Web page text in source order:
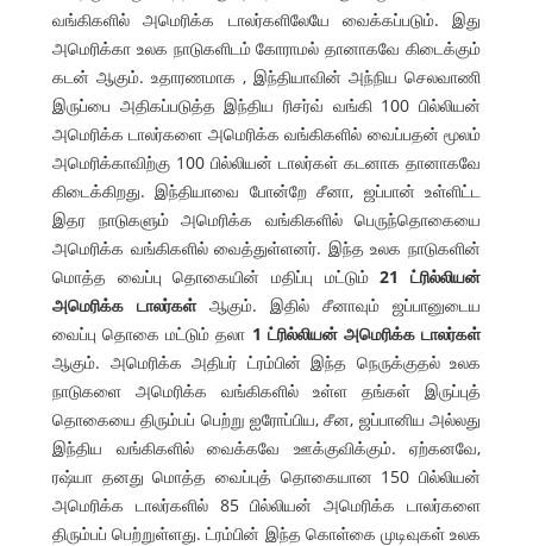
வங்கிகளில் அமெரிக்க டாலர்களிலேயே வைக்கப்படும். இது
அமெரிக்கா உலக நாடுகளிடம் கோராமல் தானாகவே கிடைக்கும்
கடன் ஆகும். உதாரணமாக , இந்தியாவின் அந்நிய செலவாணி
இருப்பை அதிகப்படுத்த இந்திய ரிசர்வ் வங்கி 100 பில்லியன்
அமெரிக்க டாலர்களை அமெரிக்க வங்கிகளில் வைப்பதன் மூலம்
அமெரிக்காவிற்கு 100 பில்லியன் டாலர்கள் கடனாக தானாகவே
கிடைக்கிறது. இந்தியாவை போன்றே சீனா, ஜப்பான் உள்ளிட்ட
இதர நாடுகளும் அமெரிக்க வங்கிகளில் பெருந்தொகையை
அமெரிக்க வங்கிகளில் வைத்துள்ளனர். இந்த உலக நாடுகளின்
மொத்த வைப்பு தொகையின் மதிப்பு மட்டும்21ட்ரில்லியன்
அமெரிக்க டாலர்கள்ஆகும். இதில் சீனாவும் ஜப்பானுடைய
வைப்பு தொகை மட்டும் தலா 1 ட்ரில்லியன் அமெரிக்க டாலர்கள்
ஆகும். அமெரிக்க அதிபர் ட்ரம்பின் இந்த நெருக்குதல் உலக
நாடுகளை அமெரிக்க வங்கிகளில் உள்ள தங்கள் இருப்புத்
தொகையை திரும்பப் பெற்று ஐரோப்பிய, சீன, ஜப்பானிய அல்லது
இந்திய வங்கிகளில் வைக்கவே ஊக்குவிக்கும். ஏற்கனவே,
ரஷ்யா தனது மொத்த வைப்புத் தொகையான 150 பில்லியன்
அமெரிக்க டாலர்களில் 85 பில்லியன் அமெரிக்க டாலர்களை
திரும்பப் பெற்றுள்ளது. ட்ரம்பின் இந்த கொள்கை முடிவுகள் உலக